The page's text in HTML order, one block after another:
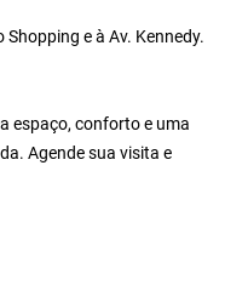
e à Av. Kennedy.
espaço, conforto e uma
Agende sua visita e